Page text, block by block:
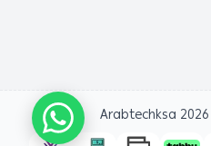
Arabtechksa